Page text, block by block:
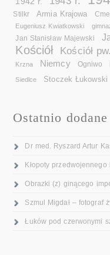
Stilkr
Armia Krajowa
Eugeniusz Kwiatkowski
Jan Stanisław Majewski
Kościół Kościół
Krzna Niemcy Ogniwo
Siedlce Stoczek Łukowski
Ostatnio dodane
Dr med. Ryszard Artur
Kłopoty
Obrazki (z) ginącego
Szmul Migdał – fotograf
Łuków pod czerwonymi